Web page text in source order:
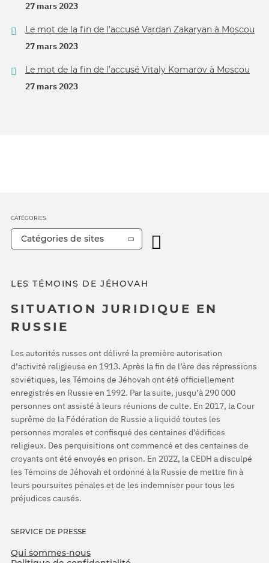
27 mars 2023
Le mot de la fin de l’accusé Vardan Zakaryan à Moscou
27 mars 2023
Le mot de la fin de l’accusé Vitaly Komarov à Moscou
27 mars 2023
LES TÉMOINS DE JÉHOVAH
SITUATION JURIDIQUE EN
RUSSIE
Les autorités russes ont délivré la première autorisation
d’activité religieuse en 1913. Après la fin de l’ère des répressions
soviétiques, les Témoins de Jéhovah ont été officiellement
enregistrés en Russie en 1992. Par la suite, jusqu’à 290 000
personnes ont assisté à leurs réunions de culte. En 2017, la Cour
suprême de la Fédération de Russie a liquidé toutes les
personnes morales et confisqué des centaines d’édifices
religieux. Des perquisitions ont commencé et des centaines de
croyants ont été envoyés en prison. En 2022, la CEDH a disculpé
les Témoins de Jéhovah et ordonné à la Russie de mettre fin à
leurs poursuites pénales et de les indemniser pour tous les
préjudices causés.
SERVICE DE PRESSE
Qui sommes-nous
CATÉGORIES
Catégories de sites